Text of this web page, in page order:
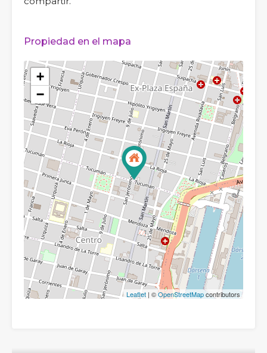
Propiedad en el mapa
+
−
Leaflet | ©OpenStreetMapcontributors